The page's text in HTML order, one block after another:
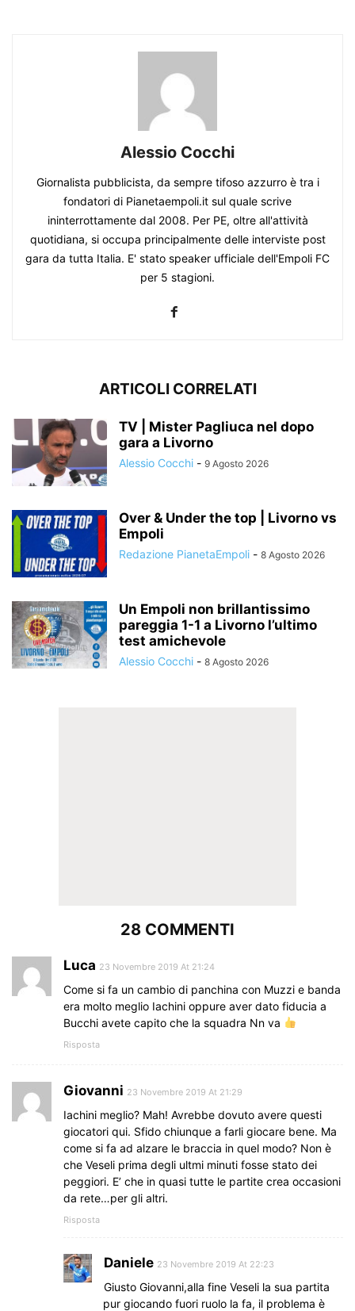
Alessio Cocchi
Giornalista pubblicista, da sempre tifoso azzurro è tra i
fondatori di Pianetaempoli.it sul quale scrive
ininterrottamente dal 2008. Per PE, oltre all'attività
quotidiana, si occupa principalmente delle interviste post
gara da tutta Italia. E' stato speaker ufficiale dell'Empoli FC
per 5 stagioni.
ARTICOLI CORRELATI
TV | Mister Pagliuca nel dopo
gara a Livorno
Alessio Cocchi - 9 Agosto 2026
Over & Under the top | Livorno vs
Empoli
Redazione PianetaEmpoli - 8 Agosto 2026
Un Empoli non brillantissimo
pareggia 1-1 a Livorno l’ultimo
test amichevole
Alessio Cocchi - 8 Agosto 2026
28 COMMENTI
Luca 23 Novembre 2019 At 21:24
Come si fa un cambio di panchina con Muzzi e banda
era molto meglio Iachini oppure aver dato fiducia a
Bucchi avete capito che la squadra Nn va
Risposta
Giovanni 23 Novembre 2019 At 21:29
Iachini meglio? Mah! Avrebbe dovuto avere questi
giocatori qui. Sfido chiunque a farli giocare bene. Ma
come si fa ad alzare le braccia in quel modo? Non è
che Veseli prima degli ultmi minuti fosse stato dei
peggiori. E’ che in quasi tutte le partite crea occasioni
da rete…per gli altri.
Risposta
Daniele 23 Novembre 2019 At 22:23
Giusto Giovanni,alla fine Veseli la sua partita
pur giocando fuori ruolo la fa, il problema è